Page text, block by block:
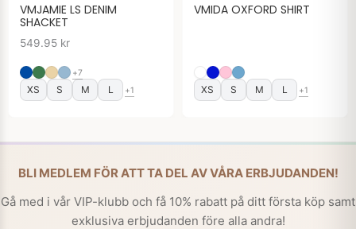
VMJAMIE LS DENIM
SHACKET
549.95 kr
+7
XS S M L +1
VMIDA OXFORD SHIRT
XS S M L +1
BLI MEDLEM FÖR ATT TA DEL AV VÅRA ERBJUDANDEN!
Gå med i vår VIP-klubb och få 10% rabatt på ditt första köp samt
exklusiva erbjudanden före alla andra!